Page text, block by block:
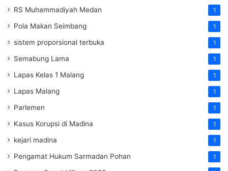
RS Muhammadiyah Medan 1
Pola Makan Seimbang 1
sistem proporsional terbuka 1
Semabung Lama 1
Lapas Kelas 1 Malang 1
Lapas Malang 1
Parlemen 1
Kasus Korupsi di Madina 1
kejari madina 1
Pengamat Hukum Sarmadan Pohan 1